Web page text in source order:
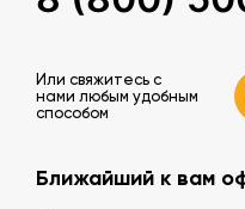
Или свяжитесь c
нами любым удобным
способом
Ближайший к вам